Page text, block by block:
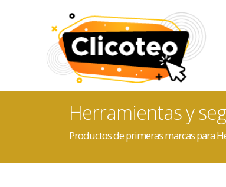
Herramientas y
Productos de primeras marcas para